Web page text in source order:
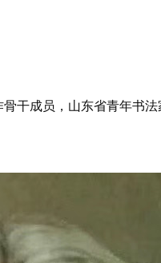
干成员，山东省青年书